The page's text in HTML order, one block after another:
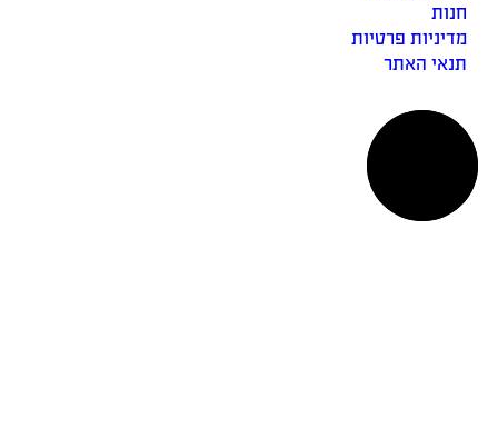
חנות
מדיניות פרטיות
תנאי האתר